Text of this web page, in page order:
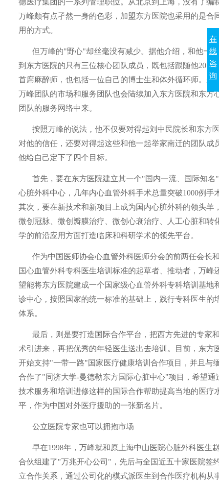
德医疗集团的一系列管理职位。从北京到上海，没有了编
万峰颇有点孑然一身的色彩，加盟东方医院也采用的是合
用的方式。
但万峰的"野心"却丝毫没有减少。据他介绍，和他一
到东方医院的只有三位核心团队成员，既包括跟随他20 多
首席麻醉师，也包括一位自己的博士生和体外循环师。未
万峰团队的市场和服务团队也会陆续加入东方医院和东方
团队的服务网络中来。
按照万峰的说法，他不仅要对得起刘中民院长和东方
对他的信任，还要对得起这些和他一起举家南迁的团队成
他给自己定下了四个目标。
首先，要在东方医院建立其一个"国内一流、国际知名
心脏外科中心，几年内心血管外科手术总量突破1000例手
其次，要在新技术和新项目上成为国内心脏外科的领头羊
微创冠脉、微创瓣膜治疗、微创心衰治疗、人工心脏和转
学的前沿应用方面打造临床和科研学术的领先平台。
作为中国医师协会心血管外科医师分会的前两任会长
国心血管外科专科医生培训标准的起草者、推动者，万峰
望能将东方医院建成一个国家级心血管外科专科培训基地
诊中心，按照国家的统一标准的基础上，践行专科医生的
体系。
最后，则是要打造国际合作平台，把西方先进的专家
术引进来，再把优秀的年轻医生送出去培训。目前，东方
开始支持"一带一路"国家医疗健康培训合作项目，并且与
合作了"同济大学-曼德勒东方国际心脏中心"项目，希望通
技术服务和培训进修这样的国际合作帮助提高当地的医疗
平，作为中国对外医疗援助的一张新名片。
公立医院专家也可以拥抱市场
早在1998年，万峰就和原上海中山医院心脏外科医生
合伙组建了"万兆开心公司"，先后与全国近五十家医院签
立合作关系，通过公司化的模式派医生到合作医疗机构从
在
线
咨
询